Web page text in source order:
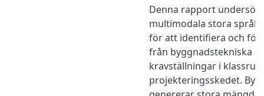
Denna rapport
multimodala stora
för att identifiera och
från byggnadstekniska
kravställningar i
projekteringsskedet.